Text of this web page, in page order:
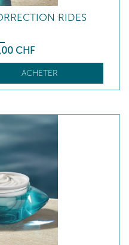
RIDES
,00 CHF
ACHETER